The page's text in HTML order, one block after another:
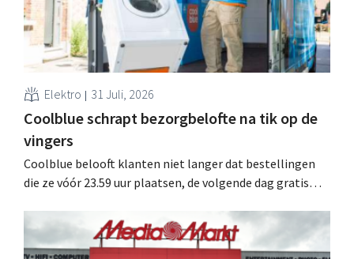
Elektro 31 Juli, 2026
Coolblue schrapt bezorgbelofte na tik op de
vingers
Coolblue belooft klanten niet langer dat bestellingen
die ze vóór 23.59 uur plaatsen, de volgende dag gratis
nadat de Nederlandse Reclame Code Commissie
oordeelde dat de belofte misleidend en oneerlijk was.